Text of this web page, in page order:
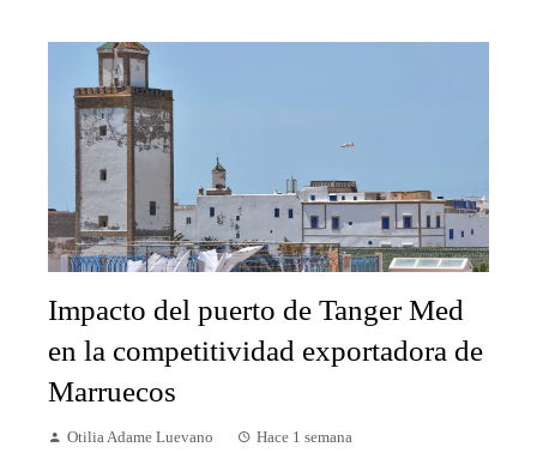
Impacto del puerto de Tanger Med
en la competitividad exportadora de
Marruecos
Otilia Adame Luevano Hace 1 semana